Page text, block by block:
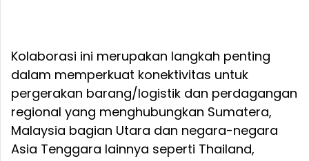
Kolaborasi ini merupakan langkah penting
dalam memperkuat konektivitas untuk
pergerakan barang/logistik dan perdagangan
regional yang menghubungkan Sumatera,
Malaysia bagian Utara dan negara-negara
Asia Tenggara lainnya seperti Thailand,